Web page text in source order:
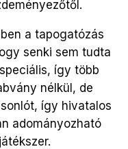
a tapogatózás
senki sem tudta
így több
nélkül, de
így hivatalos
adományozható